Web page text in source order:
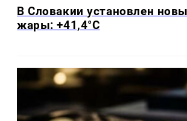
В Словакии установлен
жары: +41,4°С